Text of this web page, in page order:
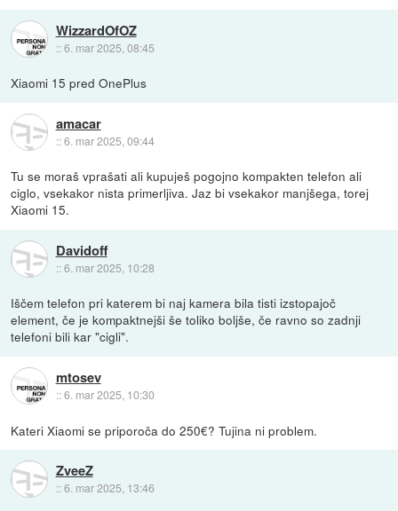
WizzardOfOZ
::6. mar 2025, 08:45
Xiaomi 15 pred OnePlus
amacar
::6. mar 2025, 09:44
Tu se moraš vprašati ali kupuješ pogojno kompakten telefon ali
ciglo, vsekakor nista primerljiva. Jaz bi vsekakor manjšega, torej
Xiaomi 15.
Davidoff
::6. mar 2025, 10:28
Iščem telefon pri katerem bi naj kamera bila tisti izstopajoč
element, če je kompaktnejši še toliko boljše, če ravno so zadnji
telefoni bili kar "cigli".
mtosev
::6. mar 2025, 10:30
Kateri Xiaomi se priporoča do 250€? Tujina ni problem.
ZveeZ
::6. mar 2025, 13:46